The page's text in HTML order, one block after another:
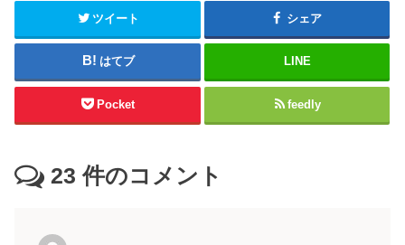
ツイート シェア
はてブ LINE
Pocket feedly
23 件のコメント